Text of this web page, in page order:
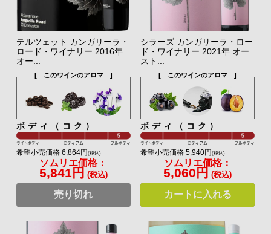
テルツェット カンガリーラ・
ロード・ワイナリー 2016年
オー...
[ このワインのアロマ ]
ボディ（コク）
希望小売価格 6,864円 (税込)
ソムリエ価格：
5,841円 (税込)
売り切れ
シラーズ カンガリーラ・ロー
ド・ワイナリー 2021年 オー
スト...
[ このワインのアロマ ]
ボディ（コク）
希望小売価格 5,940円(税込)
ソムリエ価格：
5,060円 (税込)
カートに入れる